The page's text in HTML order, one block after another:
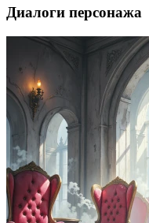
Диалоги персонажа